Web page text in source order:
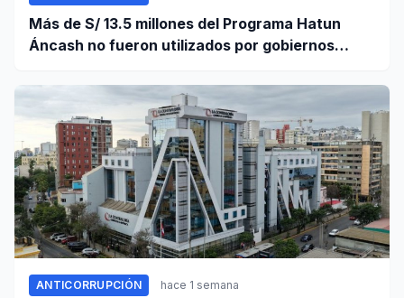
Más de S/ 13.5 millones del Programa Hatun
Áncash no fueron utilizados por gobiernos
ANTICORRUPCIÓN hace 1 semana